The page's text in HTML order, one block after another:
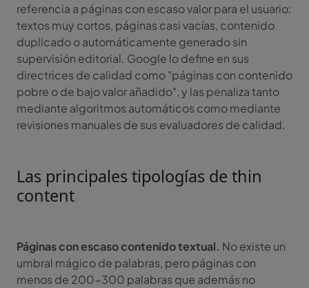
referencia a páginas con escaso valor para el usuario:
textos muy cortos, páginas casi vacías, contenido
duplicado o automáticamente generado sin
supervisión editorial. Google lo define en sus
directrices de calidad como "páginas con contenido
pobre o de bajo valor añadido", y las penaliza tanto
mediante algoritmos automáticos como mediante
revisiones manuales de sus evaluadores de calidad.
Las principales tipologías de thin
content
Páginas con escaso contenido textual. No existe un
umbral mágico de palabras, pero páginas con
menos de 200-300 palabras que además no